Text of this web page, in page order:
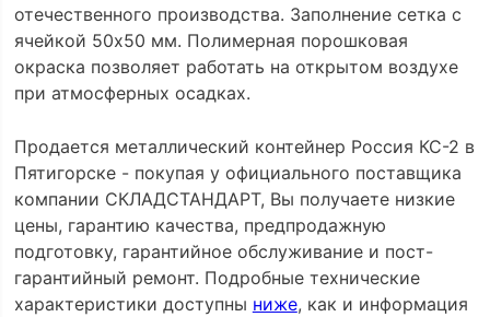
отечественного производства. Заполнение сетка с
ячейкой 50х50 мм. Полимерная порошковая
окраска позволяет работать на открытом воздухе
при атмосферных осадках.
Продается металлический контейнер Россия КС-2 в
Пятигорске - покупая у официального поставщика
компании СКЛАДСТАНДАРТ, Вы получаете низкие
цены, гарантию качества, предпродажную
подготовку, гарантийное обслуживание и пост-
гарантийный ремонт. Подробные технические
характеристики доступны ниже, как и информация